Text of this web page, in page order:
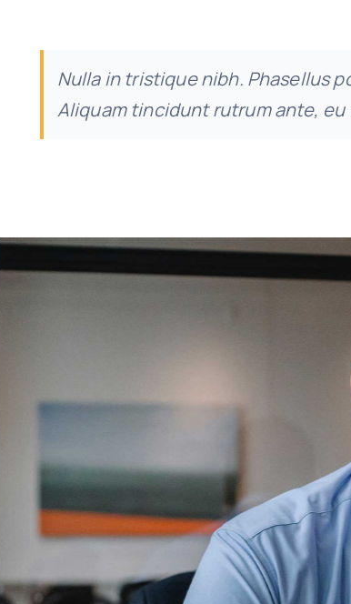
Nulla in tristique nibh. Phasellus
Aliquam tincidunt rutrum ante,